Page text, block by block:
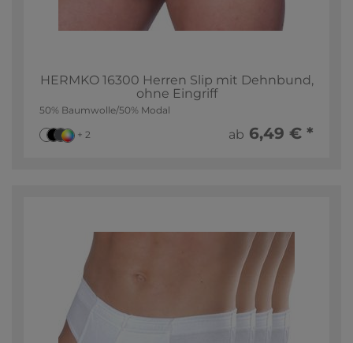
HERMKO 16300 Herren Slip mit Dehnbund,
ohne Eingriff
50% Baumwolle/50% Modal
+ 2 ab 6,49 € *